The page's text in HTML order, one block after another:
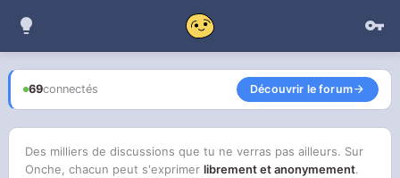
69connectés Découvrir le forum
Des milliers de discussions que tu ne verras pas ailleurs. Sur
Onche, chacun peut s'exprimer librement et anonymement.